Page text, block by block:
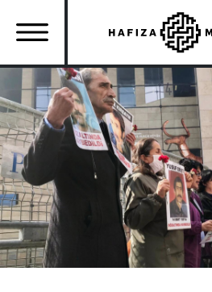
atla
Ana
gezinti
menüsü